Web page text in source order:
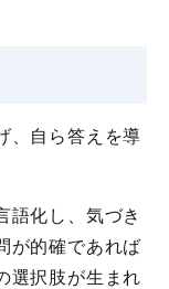
、自ら答えを導
語化し、気づき
が的確であれば
選択肢が生まれ